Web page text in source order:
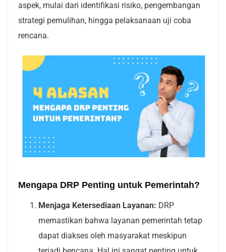
aspek, mulai dari identifikasi risiko, pengembangan
strategi pemulihan, hingga pelaksanaan uji coba
rencana.
Mengapa DRP Penting untuk Pemerintah?
Menjaga Ketersediaan Layanan: DRP
memastikan bahwa layanan pemerintah tetap
dapat diakses oleh masyarakat meskipun